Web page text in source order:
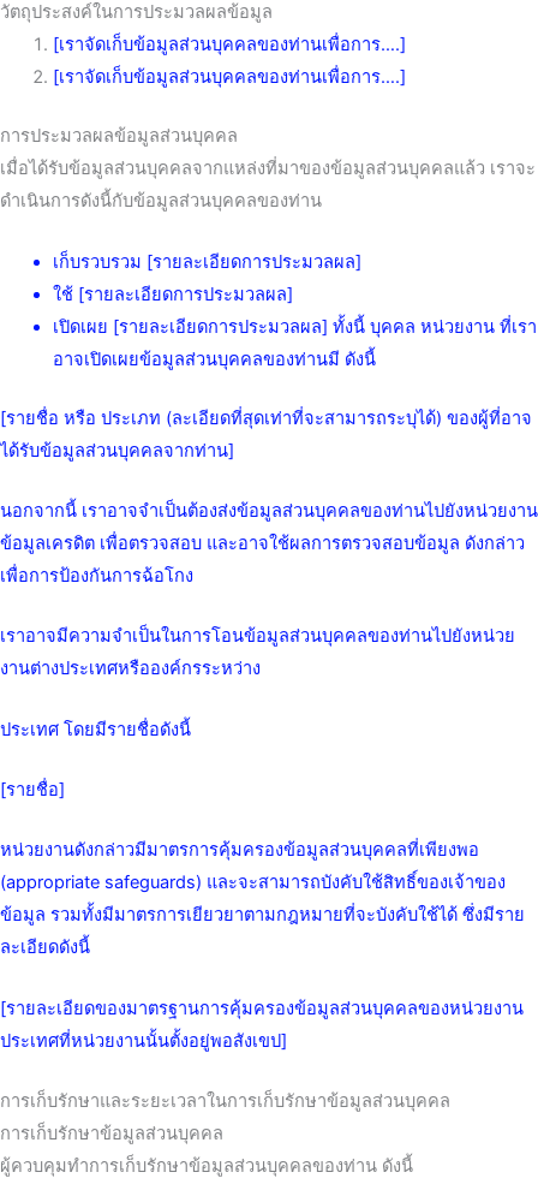
วัตถุประสงค์ในการประมวลผลข้อมูล
[เราจัดเก็บข้อมูลส่วนบุคคลของท่านเพื่อการ….]
[เราจัดเก็บข้อมูลส่วนบุคคลของท่านเพื่อการ….]
การประมวลผลข้อมูลส่วนบุคคล
เมื่อได้รับข้อมูลส่วนบุคคลจากแหล่งที่มาของข้อมูลส่วนบุคคลแล้ว เราจะ
ดำเนินการดังนี้กับข้อมูลส่วนบุคคลของท่าน
เก็บรวบรวม [รายละเอียดการประมวลผล]
ใช้ [รายละเอียดการประมวลผล]
เปิดเผย [รายละเอียดการประมวลผล] ทั้งนี้ บุคคล หน่วยงาน ที่เรา
อาจเปิดเผยข้อมูลส่วนบุคคลของท่านมี ดังนี้
[รายชื่อ หรือ ประเภท (ละเอียดที่สุดเท่าที่จะสามารถระบุได้) ของผู้ที่อาจ
ได้รับข้อมูลส่วนบุคคลจากท่าน]
นอกจากนี้ เราอาจจำเป็นต้องส่งข้อมูลส่วนบุคคลของท่านไปยังหน่วยงาน
ข้อมูลเครดิต เพื่อตรวจสอบ และอาจใช้ผลการตรวจสอบข้อมูล ดังกล่าว
เพื่อการป้องกันการฉ้อโกง
เราอาจมีความจำเป็นในการโอนข้อมูลส่วนบุคคลของท่านไปยังหน่วย
งานต่างประเทศหรือองค์กรระหว่าง
ประเทศ โดยมีรายชื่อดังนี้
[รายชื่อ]
หน่วยงานดังกล่าวมีมาตรการคุ้มครองข้อมูลส่วนบุคคลที่เพียงพอ
(appropriate safeguards) และจะสามารถบังคับใช้สิทธิ์ของเจ้าของ
ข้อมูล รวมทั้งมีมาตรการเยียวยาตามกฎหมายที่จะบังคับใช้ได้ ซึ่งมีราย
ละเอียดดังนี้
[รายละเอียดของมาตรฐานการคุ้มครองข้อมูลส่วนบุคคลของหน่วยงาน
ประเทศที่หน่วยงานนั้นตั้งอยู่พอสังเขป]
การเก็บรักษาและระยะเวลาในการเก็บรักษาข้อมูลส่วนบุคคล
การเก็บรักษาข้อมูลส่วนบุคคล
ผู้ควบคุมทำการเก็บรักษาข้อมูลส่วนบุคคลของท่าน ดังนี้